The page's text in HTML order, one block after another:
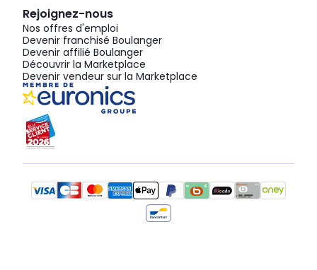
Rejoignez-nous
Nos offres d'emploi
Devenir franchisé Boulanger
Devenir affilié Boulanger
Découvrir la Marketplace
Devenir vendeur sur la Marketplace